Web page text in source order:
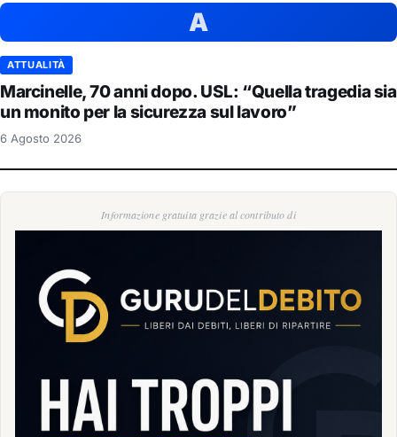
A
ATTUALITÀ
Marcinelle, 70 anni dopo. USL: “Quella tragedia sia
un monito per la sicurezza sul lavoro”
6 Agosto 2026
Informazione gratuita grazie al contributo di